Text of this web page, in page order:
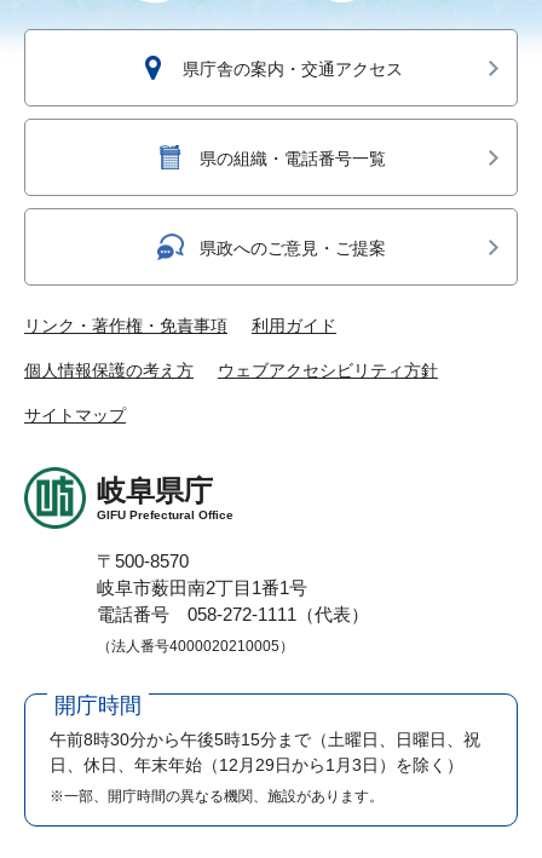
県庁舎の案内・交通アクセス
県の組織・電話番号一覧
県政へのご意見・ご提案
リンク・著作権・免責事項 利用ガイド
個人情報保護の考え方 ウェブアクセシビリティ方針
サイトマップ
岐阜県庁
GIFU Prefectural Office
〒500-8570
岐阜市薮田南2丁目1番1号
電話番号 058-272-1111（代表）
（法人番号4000020210005）
開庁時間
午前8時30分から午後5時15分まで （土曜日、日曜日、祝
日、休日、年末年始（12月29日から1月3日）を除く）
※一部、開庁時間の異なる機関、施設があります。